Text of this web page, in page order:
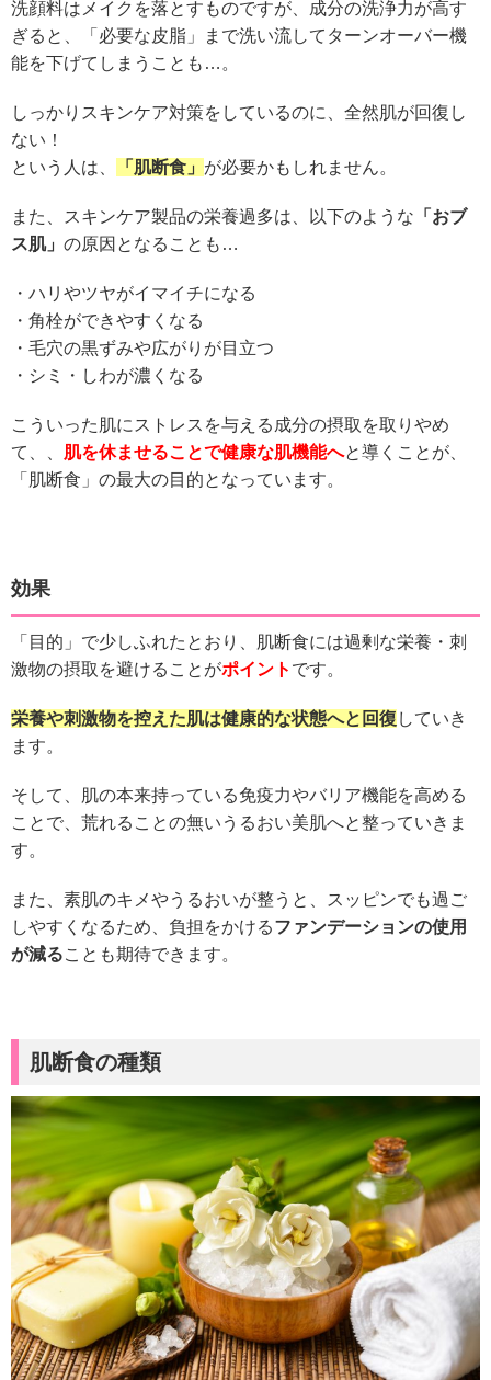
洗顔料はメイクを落とすものですが、成分の洗浄力が高す
ぎると、「必要な皮脂」まで洗い流してターンオーバー機
能を下げてしまうことも…。
しっかりスキンケア対策をしているのに、全然肌が回復し
ない！
という人は、
「肌断食」 が必要かもしれません。
また、スキンケア製品の栄養過多は、以下のような 「おブ
ス肌」 の原因となることも…
・ハリやツヤがイマイチになる
・角栓ができやすくなる
・毛穴の黒ずみや広がりが目立つ
・シミ・しわが濃くなる
こういった肌にストレスを与える成分の摂取を取りやめ
て、、 肌を休ませることで健康な肌機能へと導くことが、
「肌断食」の最大の目的となっています。
効果
「目的」で少しふれたとおり、肌断食には過剰な栄養・刺
激物の摂取を避けることがポイント です。
栄養や刺激物を控えた肌は健康的な状態へと回復 していき
ます。
そして、肌の本来持っている免疫力やバリア機能を高める
ことで、荒れることの無いうるおい美肌へと整っていきま
す。
また、素肌のキメやうるおいが整うと、スッピンでも過ご
しやすくなるため、負担をかけるファンデーションの使用
が減ることも期待できます。
肌断食の種類